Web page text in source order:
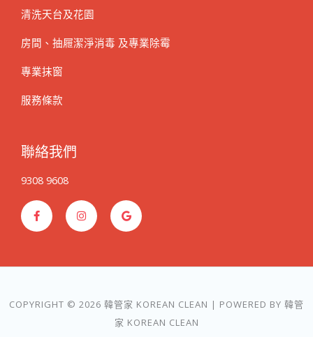
清洗天台及花園
房間、抽屜潔淨消毒 及專業除霉
專業抹窗
服務條款
聯絡我們
9308 9608
F
a
c
e
o
f
I
n
s
t
r
G
o
o
g
COPYRIGHT © 2026 韓管家 KOREAN CLEAN | POWERED BY 韓管
家 KOREAN CLEAN